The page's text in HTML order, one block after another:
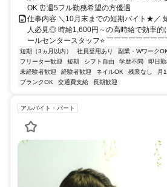
OK ⏰週5フル勤務希望の方優遇
仕事内容 ＼10月末までの短期バイト★／
人必見◎ 時給1,600円～の高時給で効率的
ールセンタースタッフ⭐ ￣￣￣￣￣￣￣
短期（3ヵ月以内） 社員登用あり 副業・Wワーク
フリーター歓迎
短期 シフト自由 学歴不問 即日
未経験者歓迎
経験者歓迎 ネイルOK 残業なし 月
ブランクOK
交通費支給 長期歓迎
アルバイト・パート